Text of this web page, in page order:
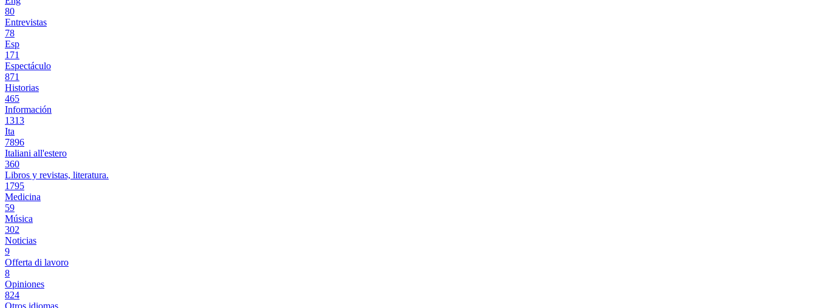
80
Entrevistas
78
Esp
171
Espectáculo
871
Historias
465
Información
1313
Ita
7896
Italiani all'estero
360
Libros y revistas, literatura.
1795
Medicina
59
Música
302
Noticias
9
Offerta di lavoro
8
Opiniones
824
Otros idiomas